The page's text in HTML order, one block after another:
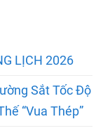
LỊCH 2026
Sắt Tốc Độ
“Vua Thép”